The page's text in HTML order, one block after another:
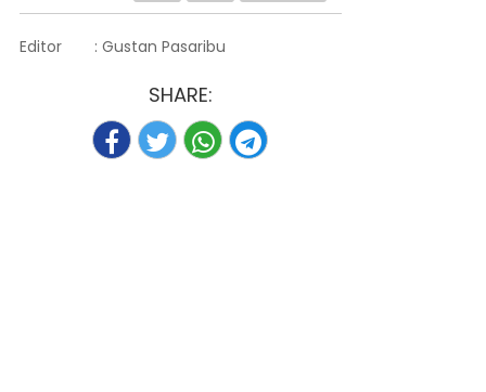
Editor : Gustan Pasaribu
SHARE: